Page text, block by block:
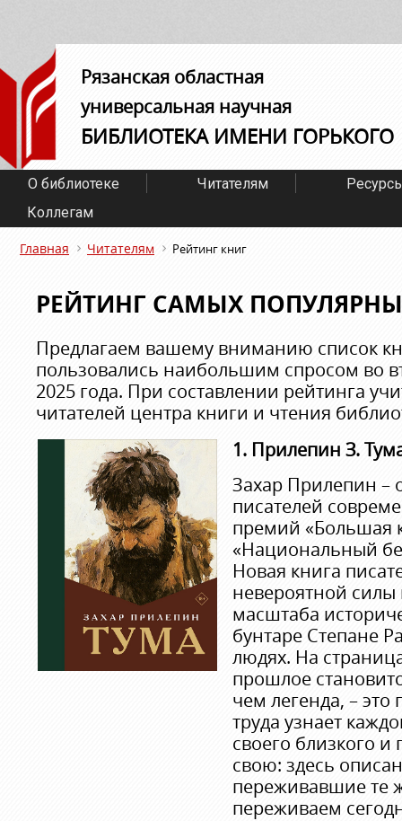
Рязанская областная
универсальная научная
БИБЛИОТЕКА ИМЕНИ ГОРЬКОГО
О библиотеке Читателям
Коллегам
Главная Читателям Рейтинг книг
РЕЙТИНГ САМЫХ
Предлагаем вашему вниманию список
пользовались наибольшим спросом во
2025 года. При составлении рейтинга
читателей центра книги и чтения
1. Прилепин З.
Захар Прилепин –
писателей
премий «Большая
«Национальный
Новая книга
невероятной
масштаба
бунтаре Степане
людях. На
прошлое
чем легенда, – это
труда узнает
своего близкого
свою: здесь
переживавшие те
переживаем